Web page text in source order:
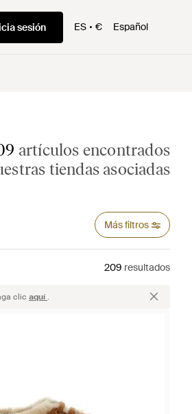
sesión ES € Español
artículos encontrados
tiendas asociadas
Más filtros
209 resultados
clic aquí.